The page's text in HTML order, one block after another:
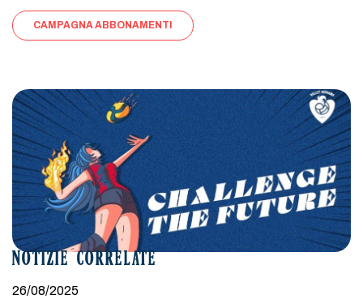
NOTIZIE CORRELATE
26/08/2025
CAMPAGNA ABBONAMENTI